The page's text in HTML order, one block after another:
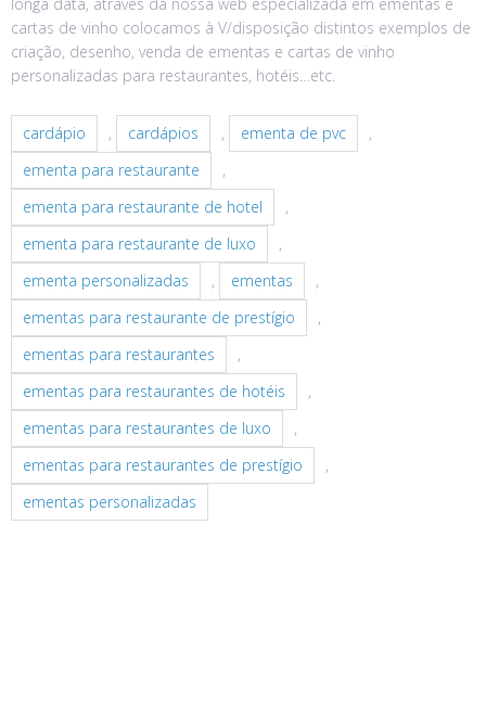
cartas de vinho colocamos à V/disposição distintos exemplos de
criação, desenho, venda de ementas e cartas de vinho
personalizadas para restaurantes, hotéis…etc.
cardápio , cardápios , ementa de pvc
,
ementa para restaurante
,
ementa para restaurante de hotel
,
ementa para restaurante de luxo
,
ementa personalizadas
, ementas
,
ementas para restaurante de prestígio
,
ementas para restaurantes
,
ementas para restaurantes de hotéis
,
ementas para restaurantes de luxo
,
ementas para restaurantes de prestígio
,
ementas personalizadas